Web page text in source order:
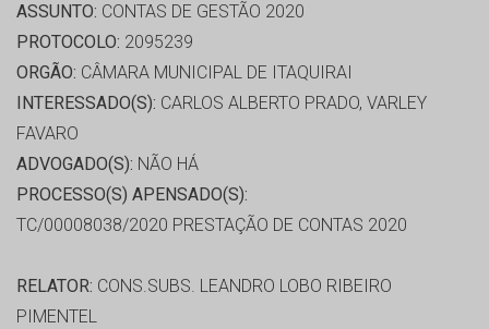
ASSUNTO: CONTAS DE GESTÃO 2020
PROTOCOLO: 2095239
ORGÃO: CÂMARA MUNICIPAL DE ITAQUIRAI
INTERESSADO(S): CARLOS ALBERTO PRADO, VARLEY
FAVARO
ADVOGADO(S): NÃO HÁ
PROCESSO(S) APENSADO(S):
TC/00008038/2020 PRESTAÇÃO DE CONTAS 2020
RELATOR: CONS.SUBS. LEANDRO LOBO RIBEIRO
PIMENTEL